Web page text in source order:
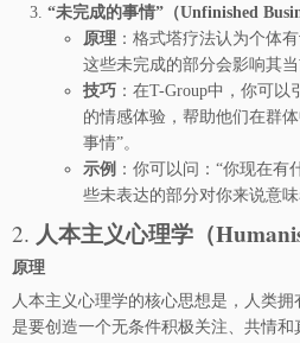
“未完成的事情”（Unfinished
原理 ：格式塔疗法认为个体
这些未完成的部分会影响其当
技巧 ：在T-Group中，你可
的情感体验，帮助他们在群
事情”。
示例 ：你可以问：“你现在
些未表达的部分对你来说意
2. 人本主义心理学（
原理
人本主义心理学的核心思想是，人类
是要创造一个无条件积极关注、共情